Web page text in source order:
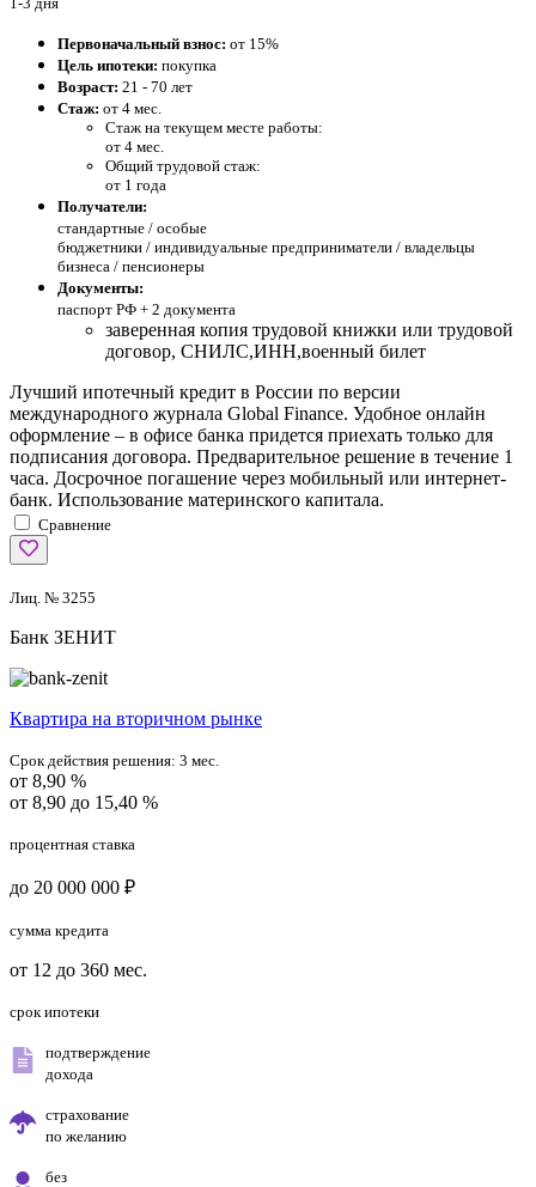
Первоначальный взнос: от 15%
Цель ипотеки: покупка
Возраст: 21 - 70 лет
Стаж: от 4 мес.
Стаж на текущем месте работы:
от 4 мес.
Общий трудовой стаж:
от 1 года
Получатели:
стандартные / особые
бюджетники / индивидуальные предприниматели / владельцы
бизнеса / пенсионеры
Документы:
паспорт РФ + 2 документа
заверенная копия трудовой книжки или трудовой
договор, СНИЛС,ИНН,военный билет
Лучший ипотечный кредит в России по версии
международного журнала Global Finance. Удобное онлайн
оформление – в офисе банка придется приехать только для
подписания договора. Предварительное решение в течение 1
часа. Досрочное погашение через мобильный или интернет-
банк. Использование материнского капитала.
Сравнение
Лиц. № 3255
Банк ЗЕНИТ
Квартира на вторичном рынке
Срок действия решения: 3 мес.
от 8,90 %
от 8,90 до 15,40 %
процентная ставка
до 20 000 000 ₽
сумма кредита
от 12 до 360 мес.
срок ипотеки
подтверждение
дохода
страхование
по желанию
без